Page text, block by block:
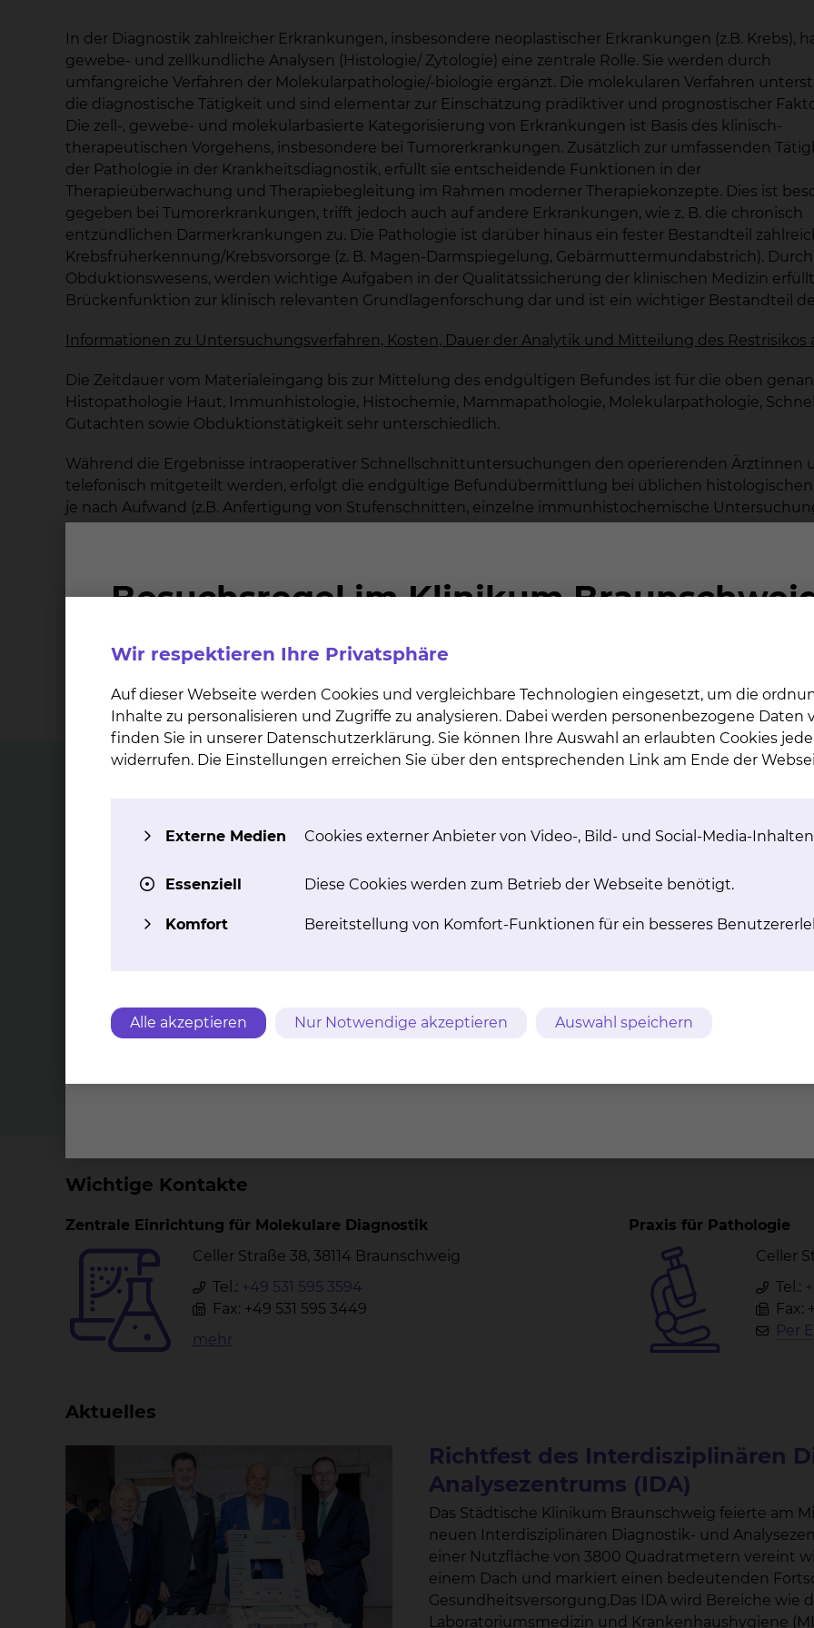
In der Diagnostik zahlreicher Erkrankungen, insbesondere neoplastischer Erkrankungen (z.B. Krebs),
gewebe- und zellkundliche Analysen (Histologie/ Zytologie) eine zentrale Rolle. Sie werden durch
umfangreiche Verfahren der Molekularpathologie/-biologie ergänzt. Die molekularen Verfahren
die diagnostische Tätigkeit und sind elementar zur Einschätzung prädiktiver und prognostischer
Die zell-, gewebe- und molekularbasierte Kategorisierung von Erkrankungen ist Basis des klinisch-
therapeutischen Vorgehens, insbesondere bei Tumorerkrankungen. Zusätzlich zur umfassenden
der Pathologie in der Krankheitsdiagnostik, erfüllt sie entscheidende Funktionen in der
Therapieüberwachung und Therapiebegleitung im Rahmen moderner Therapiekonzepte. Dies ist
gegeben bei Tumorerkrankungen, trifft jedoch auch auf andere Erkrankungen, wie z. B. die chronisch
entzündlichen Darmerkrankungen zu. Die Pathologie ist darüber hinaus ein fester Bestandteil
Krebsfrüherkennung/Krebsvorsorge (z. B. Magen-Darmspiegelung, Gebärmuttermundabstrich).
Obduktionswesens, werden wichtige Aufgaben in der Qualitätssicherung der klinischen Medizin
Brückenfunktion zur klinisch relevanten Grundlagenforschung dar und ist ein wichtiger Bestandteil
Informationen zu Untersuchungsverfahren, Kosten, Dauer der Analytik und Mitteilung des Restrisikos
Die Zeitdauer vom Materialeingang bis zur Mittelung des endgültigen Befundes ist für die oben
Histopathologie Haut, Immunhistologie, Histochemie, Mammapathologie, Molekularpathologie,
Gutachten sowie Obduktionstätigkeit sehr unterschiedlich.
Während die Ergebnisse intraoperativer Schnellschnittuntersuchungen den operierenden Ärztinnen
telefonisch mitgeteilt werden, erfolgt die endgültige Befundübermittlung bei üblichen
je nach Aufwand (z.B. Anfertigung von Stufenschnitten, einzelne immunhistochemische
Alle Untersuchungen werden nach den üblichen Gebührenordnungen (GOÄ, EBM) abgerechnet.
umgehend informiert.
Informationen, Einsprüche oder Bescherden können dem Instiut unter der folgenden E-Mail-
His­to­lo­gie
Fragestellungen und aktuellen
Richtlinien.
Im­mun­his­to­lo­gie
Rahmen der diagnostischen Tätigkeit
Histo­che­mie
diagnostischer
Wichtige Kontakte
Zentrale Einrichtung für Molekulare Diagnostik
Celler Straße 38, 38114 Braunschweig
Tel.: +49 531 595 3594
Fax: +49 531 595 3449
mehr
Praxis für Pathologie
Celler
Tel.:
Fax:
Per
Aktuelles
Richtfest des Interdisziplinären
Analysezentrums (IDA)
Das Städtische Klinikum Braunschweig feierte am Mittwoch, den 03. Juli
neuen Interdisziplinären Diagnostik- und Analysezentrums (IDA). Das
einer Nutzfläche von 3800 Quadratmetern vereint
einem Dach und markiert einen bedeutenden
Gesundheitsversorgung.Das IDA wird Bereiche wie
Laboratoriumsmedizin und Krankenhaushygiene
Wir respektieren Ihre Privatsphäre
Auf dieser Webseite werden Cookies und vergleichbare Technologien eingesetzt, um die
Inhalte zu personalisieren und Zugriffe zu analysieren. Dabei werden personenbezogene Daten
finden Sie in unserer Datenschutzerklärung. Sie können Ihre Auswahl an erlaubten Cookies
widerrufen. Die Einstellungen erreichen Sie über den entsprechenden Link am Ende der
Externe Medien Cookies externer Anbieter von Video-, Bild- und Social-Media-
Essenziell Diese Cookies werden zum Betrieb der Webseite benötigt.
Komfort Bereitstellung von Komfort-Funktionen für ein besseres
Alle akzeptieren Nur Notwendige akzeptieren Auswahl speichern